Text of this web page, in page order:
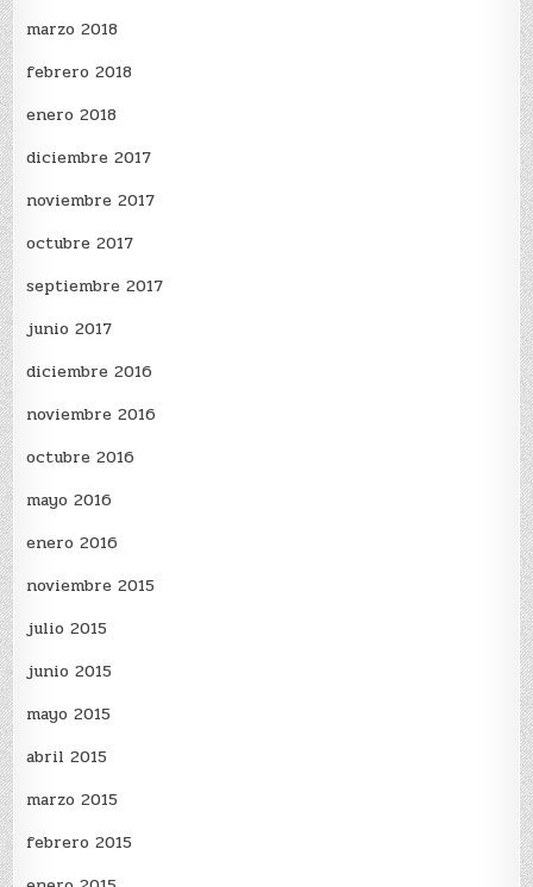
marzo 2018
febrero 2018
enero 2018
diciembre 2017
noviembre 2017
octubre 2017
septiembre 2017
junio 2017
diciembre 2016
noviembre 2016
octubre 2016
mayo 2016
enero 2016
noviembre 2015
julio 2015
junio 2015
mayo 2015
abril 2015
marzo 2015
febrero 2015